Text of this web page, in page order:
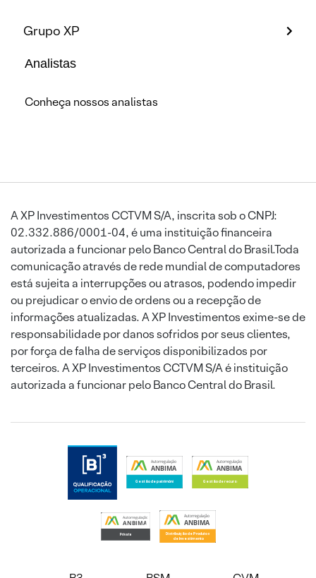
Grupo XP
Analistas
Conheça nossos analistas
A XP Investimentos CCTVM S/A, inscrita sob o CNPJ:
02.332.886/0001-04, é uma instituição financeira
autorizada a funcionar pelo Banco Central do Brasil.Toda
comunicação através de rede mundial de computadores
está sujeita a interrupções ou atrasos, podendo impedir
ou prejudicar o envio de ordens ou a recepção de
informações atualizadas. A XP Investimentos exime-se de
responsabilidade por danos sofridos por seus clientes,
por força de falha de serviços disponibilizados por
terceiros. A XP Investimentos CCTVM S/A é instituição
autorizada a funcionar pelo Banco Central do Brasil.